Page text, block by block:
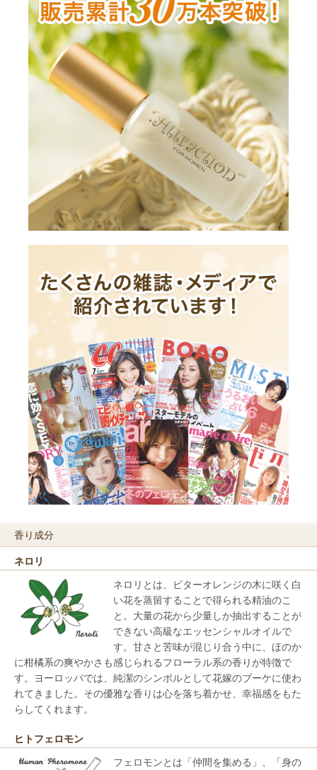
香り成分
ネロリ
ネロリとは、ビターオレンジの木に咲く白
い花を蒸留することで得られる精油のこ
と。大量の花から少量しか抽出することが
できない高級なエッセンシャルオイルで
す。甘さと苦味が混じり合う中に、ほのか
に柑橘系の爽やかさも感じられるフローラル系の香りが特徴で
す。ヨーロッパでは、純潔のシンボルとして花嫁のブーケに使わ
れてきました。その優雅な香りは心を落ち着かせ、幸福感をもた
らしてくれます。
ヒトフェロモン
フェロモンとは「仲間を集める」、「身の